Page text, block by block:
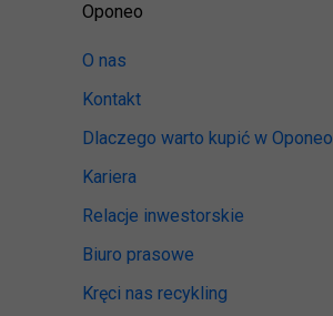
Oponeo
O nas
Kontakt
Dlaczego warto kupić w Oponeo
Kariera
Relacje inwestorskie
Biuro prasowe
Kręci nas recykling